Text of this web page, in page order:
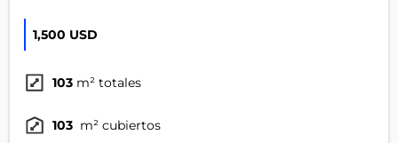
1,500 USD
103 m² totales
103 m² cubiertos